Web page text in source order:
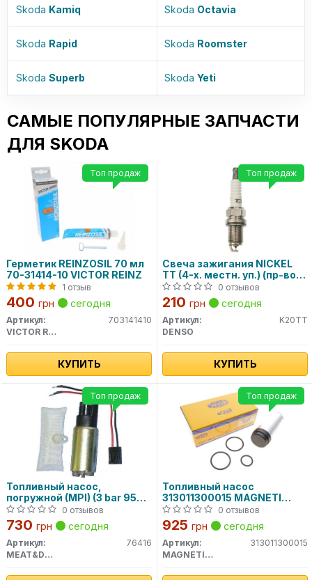
Skoda Kamiq Skoda Octavia
Skoda Rapid Skoda Roomster
Skoda Superb Skoda Yeti
САМЫЕ ПОПУЛЯРНЫЕ ЗАПЧАСТИ
ДЛЯ SKODA
Герметик REINZOSIL 70 мл
70-31414-10 VICTOR REINZ
1 отзыв
400 грн сегодня
Артикул:
703141410
VICTOR REINZ
КУПИТЬ
Топ продаж
Свеча зажигания NICKEL
TT (4-х. местн. уп.) (пр-во
DENSO)
0 отзывов
210 грн сегодня
Артикул:
K20TT
DENSO
КУПИТЬ
Топ продаж
Топливный насос,
погружной (MPI) (3 bar 95
l/h) 76416 MEAT&DORIA
0 отзывов
730 грн сегодня
Артикул:
76416
MEAT&DORIA
Топ продаж
Топливный насос
313011300015 MAGNETI
MARELLI
0 отзывов
925 грн сегодня
Артикул:
313011300015
MAGNETI MARELLI
Топ продаж